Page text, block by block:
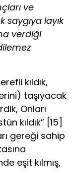
ve
saygıya layık
verdiği
kıldık,
taşıyacak
Onları
kıldık” [15]
gereği sahip
eşit kılmış,